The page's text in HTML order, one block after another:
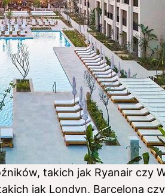
takich jak Ryanair czy
jak Londyn, Barcelona